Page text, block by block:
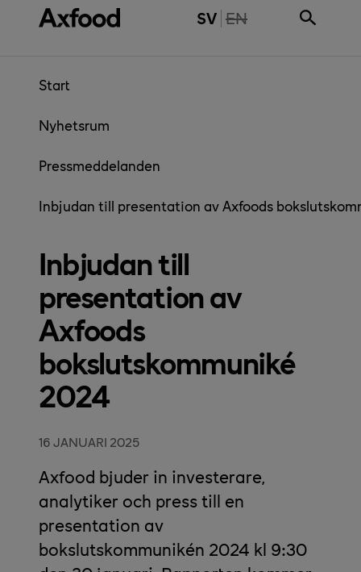
Gå direkt till innehåll SV THE PAGE IS NOT
EN
Start
Nyhetsrum
Pressmeddelanden
Inbjudan till presentation av Axfoods
Inbjudan till
presentation av
Axfoods
bokslutskommuniké
2024
16 JANUARI 2025
Axfood bjuder in investerare,
analytiker och press till en
presentation av
bokslutskommunikén 2024 kl 9:30